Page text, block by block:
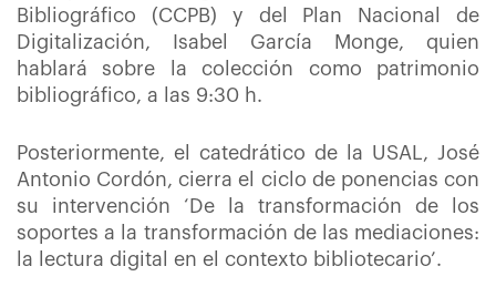
Bibliográfico (CCPB) y del Plan Nacional de
Digitalización, Isabel García Monge, quien
hablará sobre la colección como patrimonio
bibliográfico, a las 9:30 h.
Posteriormente, el catedrático de la USAL, José
Antonio Cordón, cierra el ciclo de ponencias con
su intervención ‘De la transformación de los
soportes a la transformación de las mediaciones:
la lectura digital en el contexto bibliotecario’.